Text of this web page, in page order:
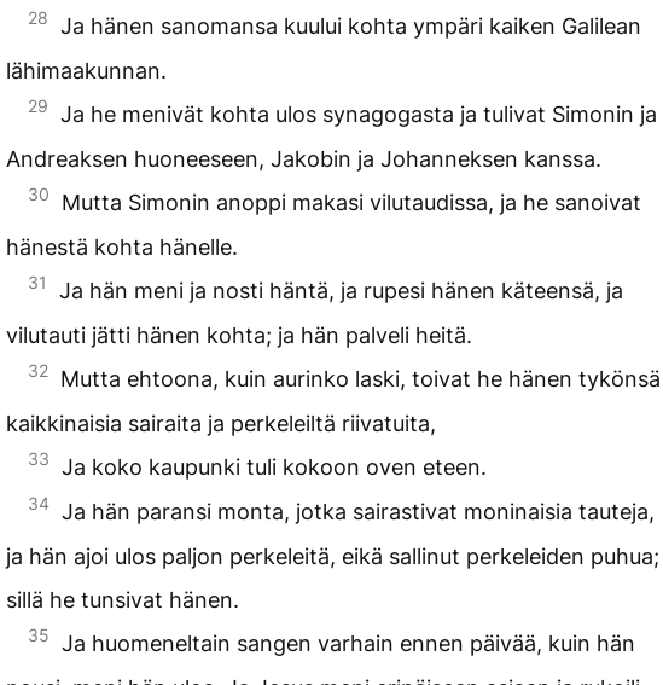
28
Ja hänen sanomansa kuului kohta ympäri kaiken Galilean
lähimaakunnan.
29
Ja he menivät kohta ulos synagogasta ja tulivat Simonin ja
Andreaksen huoneeseen, Jakobin ja Johanneksen kanssa.
30
Mutta Simonin anoppi makasi vilutaudissa, ja he sanoivat
hänestä kohta hänelle.
31
Ja hän meni ja nosti häntä, ja rupesi hänen käteensä, ja
vilutauti jätti hänen kohta; ja hän palveli heitä.
32
Mutta ehtoona, kuin aurinko laski, toivat he hänen tykönsä
kaikkinaisia sairaita ja perkeleiltä riivatuita,
33 Ja koko kaupunki tuli kokoon oven eteen.
34
Ja hän paransi monta, jotka sairastivat moninaisia tauteja,
ja hän ajoi ulos paljon perkeleitä, eikä sallinut perkeleiden puhua;
sillä he tunsivat hänen.
35
Ja huomeneltain sangen varhain ennen päivää, kuin hän